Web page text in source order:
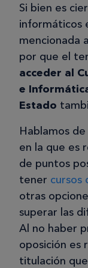
Si bien es
informáticos
mencionada
por que el
acceder al
e
Estado
Hablamos de
en la que es
de puntos
tener cursos
otras
superar las
Al no haber
oposición es
titulación